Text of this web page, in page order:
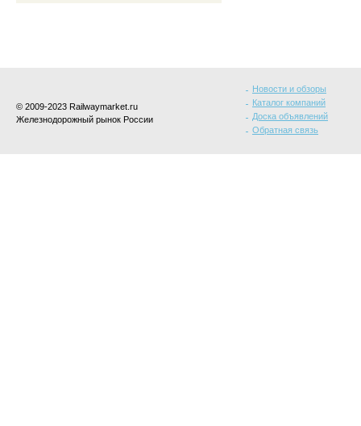
© 2009-2023 Railwaymarket.ru
Железнодорожный рынок России
Новости и обзоры
Каталог компаний
Доска объявлений
Обратная связь